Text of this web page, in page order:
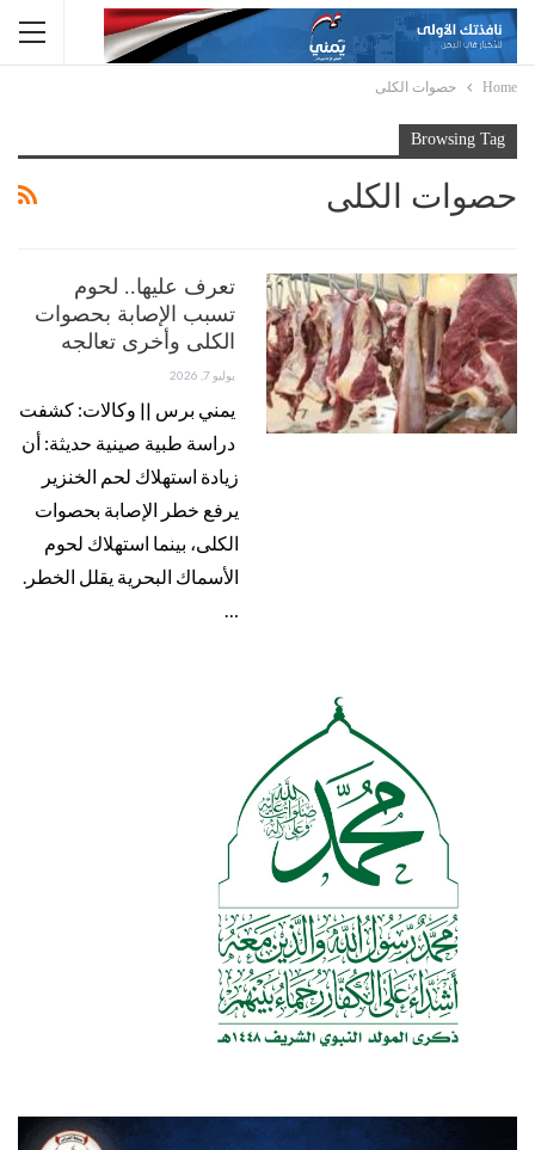
Home حصوات الكلى
Browsing Tag
حصوات الكلى
تعرف عليها.. لحوم
تسبب الإصابة بحصوات
الكلى وأخرى تعالجه
يوليو 7, 2026
يمني برس || وكالات: كشفت
دراسة طبية صينية حديثة: أن
زيادة استهلاك لحم الخنزير
يرفع خطر الإصابة بحصوات
الكلى، بينما استهلاك لحوم
الأسماك البحرية يقلل الخطر.
…